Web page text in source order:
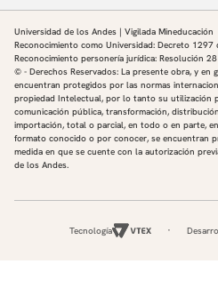
Universidad de los Andes | Vigilada Mineducación
Reconocimiento como Universidad: Decreto
Reconocimiento personería jurídica: Resolución
© - Derechos Reservados: La presente obra, y en
encuentran protegidos por las normas
propiedad Intelectual, por lo tanto su utilización
comunicación pública, transformación,
importación, total o parcial, en todo o en parte,
formato conocido o por conocer, se encuentran
medida en que se cuente con la autorización
de los Andes.
Tecnología